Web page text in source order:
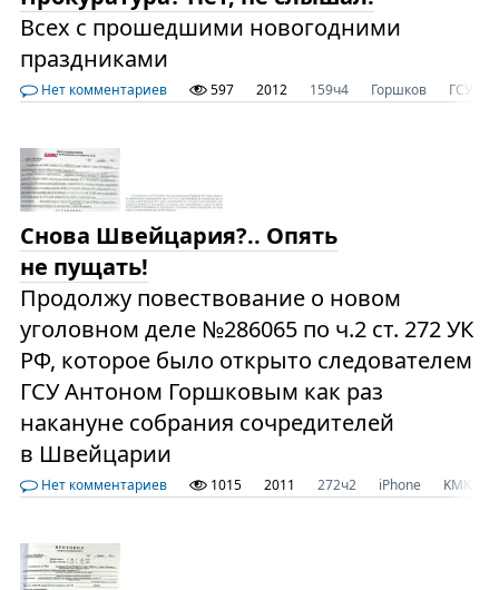
Всех с прошедшими новогодними
праздниками
Нет комментариев 597 2012 159ч4 Горшков ГСУ
Снова Швейцария?.. Опять
не пущать!
Продолжу повествование о новом
уголовном деле №286065 по ч.2 ст. 272 УК
РФ, которое было открыто следователем
ГСУ Антоном Горшковым как раз
накануне собрания сочредителей
в Швейцарии
Нет комментариев 1015 2011 272ч2 iPhone KMK